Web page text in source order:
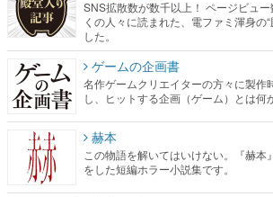
SNS拡散数が数千以上！ ページビュ
くの人々に読まれた、電ファミ渾身の
した。
ゲームの企画書
名作ゲームクリエイターの方々に製作
し、ヒットする企画（ゲーム）とは何
赫本
この物語を解いてはいけない。『赫本
をした短編ホラー小説集です。